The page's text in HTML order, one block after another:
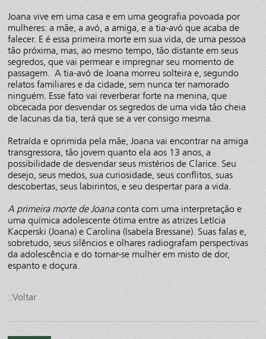
Joana vive em uma casa e em uma geografia povoada por
mulheres: a mãe, a avó, a amiga, e a tia-avó que acaba de
falecer. E é essa primeira morte em sua vida, de uma pessoa
tão próxima, mas, ao mesmo tempo, tão distante em seus
segredos, que vai permear e impregnar seu momento de
passagem. A tia-avó de Joana morreu solteira e, segundo
relatos familiares e da cidade, sem nunca ter namorado
ninguém. Esse fato vai reverberar forte na menina, que
obcecada por desvendar os segredos de uma vida tão cheia
de lacunas da tia, terá que se a ver consigo mesma.
Retraída e oprimida pela mãe, Joana vai encontrar na amiga
transgressora, tão jovem quanto ela aos 13 anos, a
possibilidade de desvendar seus mistérios de Clarice. Seu
desejo, seus medos, sua curiosidade, seus conflitos, suas
descobertas, seus labirintos, e seu despertar para a vida.
A primeira morte de Joanaconta com uma interpretação e
uma química adolescente ótima entre as atrizes Letícia
Kacperski (Joana) e Carolina (Isabela Bressane). Suas falas e,
sobretudo, seus silêncios e olhares radiografam perspectivas
da adolescência e do tornar-se mulher em misto de dor,
espanto e doçura.
::Voltar